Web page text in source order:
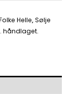
Helle,Sølje
håndlaget.